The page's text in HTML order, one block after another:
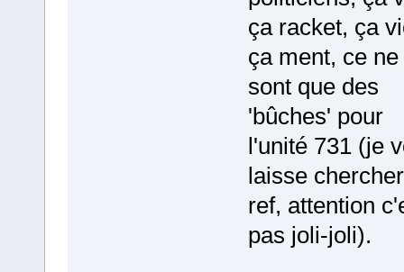
ça racket, ça
ça ment, ce ne
sont que des
'bûches' pour
l'unité 731 (je
laisse
ref, attention
pas joli-joli).